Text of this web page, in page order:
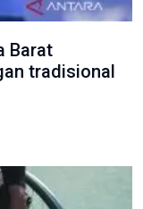
Barat
tradisional